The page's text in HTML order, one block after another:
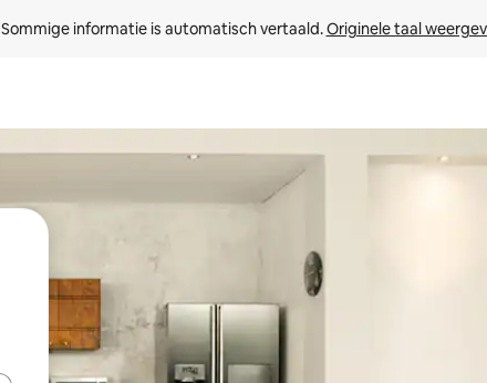
Sommige informatie is automatisch vertaald. Originele taal